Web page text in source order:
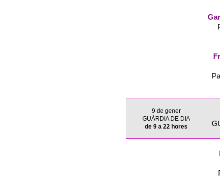
9 de gener
GUÀRDIA DE DIA
de 9 a 22 hores